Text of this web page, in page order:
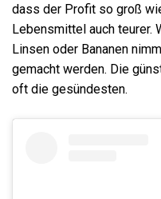
dass der Profit so groß
Lebensmittel auch teurer.
Linsen oder Bananen
gemacht werden. Die
oft die gesündesten.